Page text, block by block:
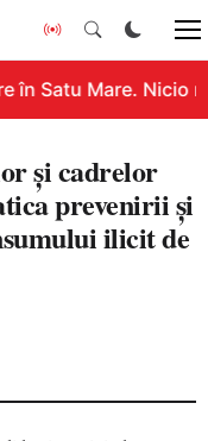
în Satu Mare. Nicio
și cadrelor
prevenirii și
ilicit de